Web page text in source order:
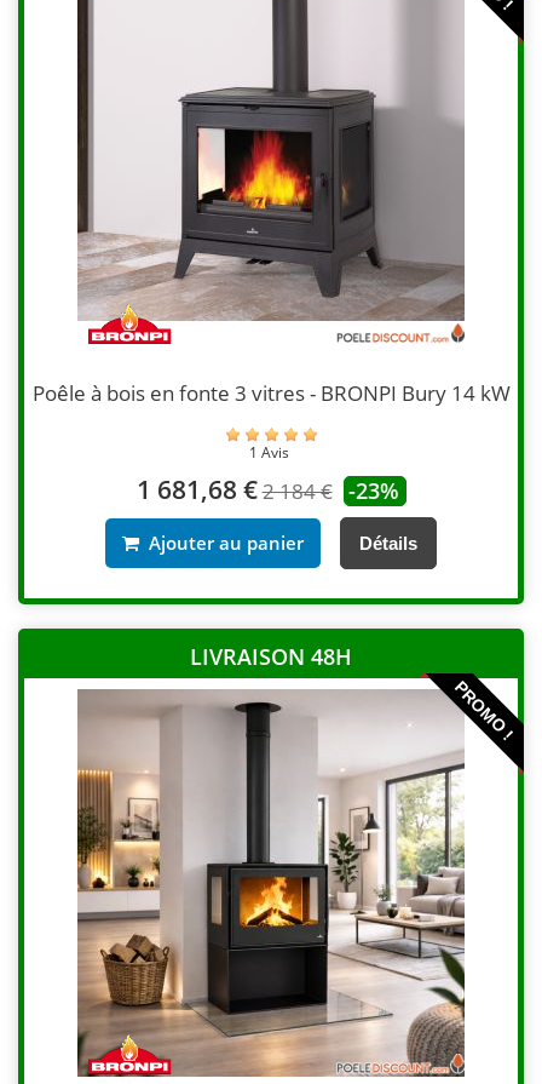
Poêle à bois en fonte 3 vitres - BRONPI Bury 14 kW
1 Avis
1 681,68 €2 184 € -23%
Ajouter au panier Détails
LIVRAISON 48H
PROMO !